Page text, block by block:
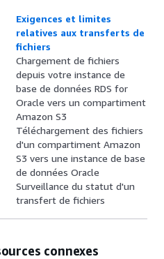
Exigences et limites
relatives aux transferts de
fichiers
Chargement de fichiers
depuis votre instance de
base de données RDS for
Oracle vers un compartiment
Amazon S3
Téléchargement des fichiers
d'un compartiment Amazon
S3 vers une instance de base
de données Oracle
Surveillance du statut d'un
transfert de fichiers
connexes